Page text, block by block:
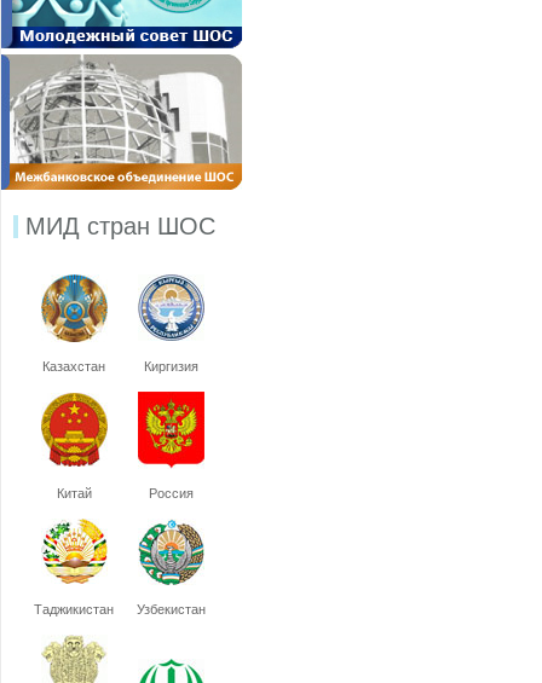
МИД стран ШОС
Казахстан Киргизия
Китай Россия
Таджикистан Узбекистан